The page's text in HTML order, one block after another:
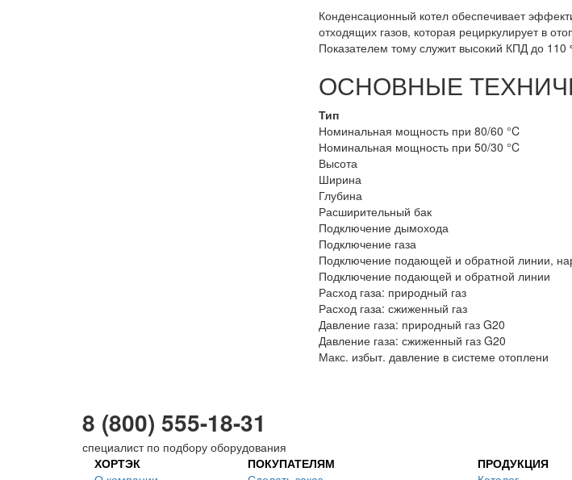
Конденсационный котел обеспечивает
отходящих газов, которая рециркулирует в
Показателем тому служит высокий КПД до 110
ОСНОВНЫЕ
Тип
Номинальная мощность при 80/60 °C
Номинальная мощность при 50/30 °C
Высота
Ширина
Глубина
Расширительный бак
Подключение дымохода
Подключение газа
Подключение подающей и обратной линии,
Подключение подающей и обратной линии
Расход газа: природный газ
Расход газа: сжиженный газ
Давление газа: природный газ G20
Давление газа: сжиженный газ G20
Макс. избыт. давление в системе отоплени
8 (800) 555-18-31
специалист по подбору оборудования
ХОРТЭК
ПОКУПАТЕЛЯМ
ПРОДУКЦИЯ